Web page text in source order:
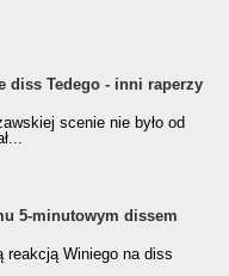
diss Tedego - inni raperzy
scenie nie było od
5-minutowym dissem
reakcją Winiego na diss